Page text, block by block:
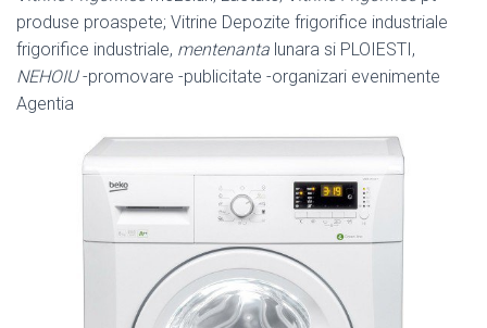
produse proaspete; Vitrine Depozite frigorifice industriale
frigorifice industriale, mentenanta lunara si PLOIESTI,
NEHOIU-promovare -publicitate -organizari evenimente
Agentia